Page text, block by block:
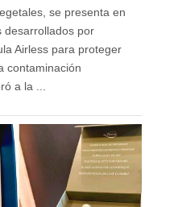
se presenta en
desarrollados por
Airless para proteger
contaminación
a la ...